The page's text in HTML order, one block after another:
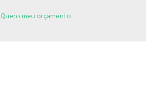
Quero meu orçamento